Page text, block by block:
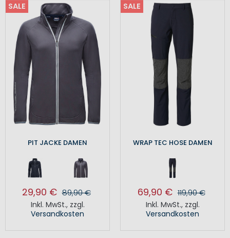
SALE
PIT JACKE DAMEN
29,90 € 89,90 €
Inkl. MwSt., zzgl.
Versandkosten
SALE
WRAP TEC HOSE DAMEN
69,90 € 119,90 €
Inkl. MwSt., zzgl.
Versandkosten